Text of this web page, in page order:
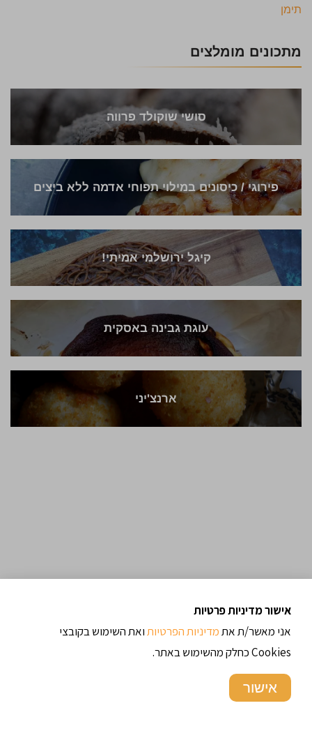
תימן
מתכונים מומלצים
סושי שוקולד פרווה
פירוגי / כיסונים במילוי תפוחי אדמה ללא ביצים
קיגל ירושלמי אמיתי!
עוגת גבינה באסקית
ארנצ'יני
אישור מדיניות פרטיות
אני מאשר/ת אתמדיניות הפרטיותואת השימוש בקובצי
Cookies כחלק מהשימוש באתר.
אישור